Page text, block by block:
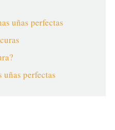
uñas perfectas
uñas perfectas